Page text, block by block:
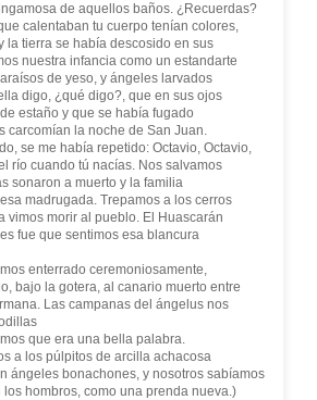
de aquellos baños. ¿Recuerdas?
calentaban tu cuerpo tenían colores,
la tierra se había descosido en sus
nuestra infancia como un estandarte
de yeso, y ángeles larvados
digo, ¿qué digo?, que en sus ojos
estaño y que se había fugado
carcomían la noche de San Juan.
se me había repetido: Octavio, Octavio,
río cuando tú nacías. Nos salvamos
sonaron a muerto y la familia
madrugada. Trepamos a los cerros
vimos morir al pueblo. El Huascarán
fue que sentimos esa blancura
enterrado ceremoniosamente,
bajo la gotera, al canario muerto entre
Las campanas del ángelus nos
que era una bella palabra.
a los púlpitos de arcilla achacosa
ángeles bonachones, y nosotros sabíamos
los hombros, como una prenda nueva.)